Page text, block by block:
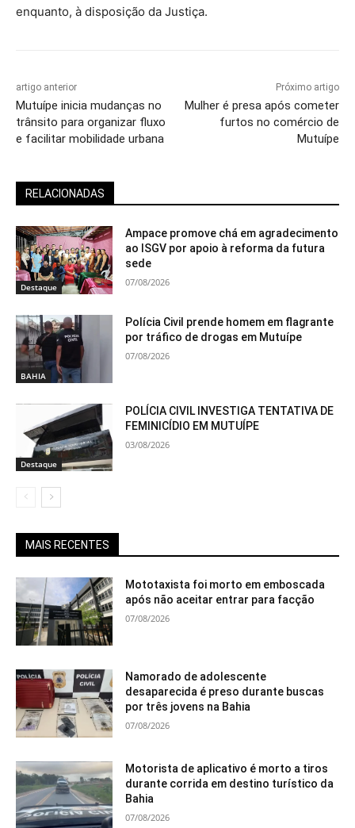
enquanto, à disposição da Justiça.
artigo anterior
Mutuípe inicia mudanças no
trânsito para organizar fluxo
e facilitar mobilidade urbana
Próximo artigo
Mulher é presa após cometer
furtos no comércio de
Mutuípe
RELACIONADAS
Destaque
Ampace promove chá em agradecimento
ao ISGV por apoio à reforma da futura
sede
07/08/2026
BAHIA
Polícia Civil prende homem em flagrante
por tráfico de drogas em Mutuípe
07/08/2026
Destaque
POLÍCIA CIVIL INVESTIGA TENTATIVA DE
FEMINICÍDIO EM MUTUÍPE
03/08/2026
MAIS RECENTES
Mototaxista foi morto em emboscada
após não aceitar entrar para facção
07/08/2026
Namorado de adolescente
desaparecida é preso durante buscas
por três jovens na Bahia
07/08/2026
Motorista de aplicativo é morto a tiros
durante corrida em destino turístico da
Bahia
07/08/2026